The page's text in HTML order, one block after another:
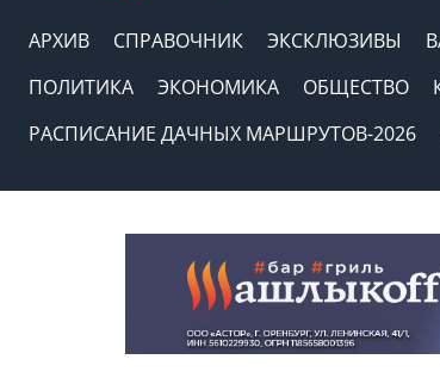
АРХИВ СПРАВОЧНИК ЭКСКЛЮЗИВЫ
ПОЛИТИКА
ЭКОНОМИКА ОБЩЕСТВО
РАСПИСАНИЕ ДАЧНЫХ МАРШРУТОВ-2026